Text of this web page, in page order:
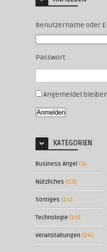
Benutzername oder
Passwort
Angemeldet bleiben
Anmelden
KATEGORIEN
Business Angel (5)
Nützliches (13)
Sontiges (14)
Technologie (10)
Veranstaltungen (24)